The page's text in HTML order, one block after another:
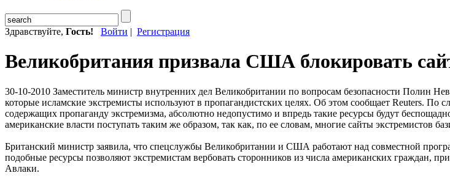
Здравствуйте, Гость! Войти | Регистрация
Великобритания призвала США блокировать
30-10-2010 Заместитель министр внутренних дел Великобритании по вопросам безопасности Полин
которые исламские экстремисты используют в пропагандистских целях. Об этом сообщает Reuters.
содержащих пропаганду экстремизма, абсолютно недопустимо и впредь такие ресурсы будут
американские власти поступать таким же образом, так как, по ее словам, многие сайты экстремистов
Британский министр заявила, что спецслужбы Великобритании и США работают над совместной
подобные ресурсы позволяют экстремистам вербовать сторонников из числа американских граждан,
Авлаки.